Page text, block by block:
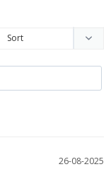
26-08-2025